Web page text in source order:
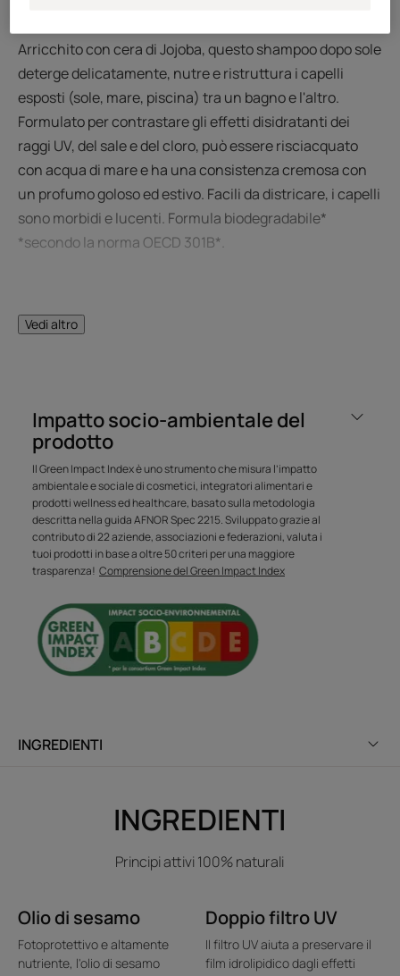
Arricchito con cera di Jojoba, questo shampoo dopo sole
deterge delicatamente, nutre e ristruttura i capelli
esposti (sole, mare, piscina) tra un bagno e l'altro.
Formulato per contrastare gli effetti disidratanti dei
raggi UV, del sale e del cloro, può essere risciacquato
con acqua di mare e ha una consistenza cremosa con
un profumo goloso ed estivo. Facili da districare, i capelli
sono morbidi e lucenti. Formula biodegradabile*
*secondo la norma OECD 301B*.
La cera di Jojoba contrasta gli effetti disidratanti delle
fibra del capello.
Benefici
• DETERGE, RINFORZA E RISTRUTTURA : deterge
delicatamente, nutre a lungo e ristruttura i capelli in
profondità.
• DOPOSOLE ANTI-SALE E ANTI-CLORO : contrasta gli
essere risciacquato in acqua di mare.
• TRATTAMENTO EXPRESS : per un uso frequente dopo
l'esposizione al sole, al mare o all'acqua della piscina.
Vedi altro
Impatto socio-ambientale del
prodotto
Il Green Impact Index è uno strumento che misura l’impatto
ambientale e sociale di cosmetici, integratori alimentari e
prodotti wellness ed healthcare, basato sulla metodologia
descritta nella guida AFNOR Spec 2215. Sviluppato grazie al
contributo di 22 aziende, associazioni e federazioni, valuta i
tuoi prodotti in base a oltre 50 criteri per una maggiore
trasparenza! Comprensione del Green Impact Index
INGREDIENTI
INGREDIENTI
Principi attivi 100% naturali
Olio di sesamo
Fotoprotettivo e altamente
nutriente, l'olio di sesamo
Doppio filtro UV
Il filtro UV aiuta a preservare il
film idrolipidico dagli effetti